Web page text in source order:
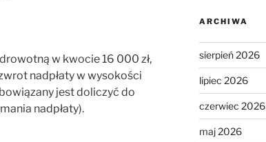
w kwocie 16 000 zł,
nadpłaty w wysokości
jest doliczyć do
nadpłaty).
ARCHIWA
sierpień 2026
lipiec 2026
czerwiec 2026
maj 2026